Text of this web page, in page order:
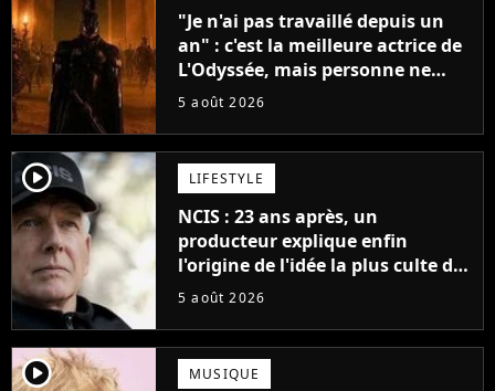
"Je n'ai pas travaillé depuis un
an" : c'est la meilleure actrice de
L'Odyssée, mais personne ne
veut lui donner de rôle au
5 août 2026
player2 LIFESTYLE
NCIS : 23 ans après, un
producteur explique enfin
l'origine de l'idée la plus culte de
la série (et on ne parle pas du
5 août 2026
player2 MUSIQUE